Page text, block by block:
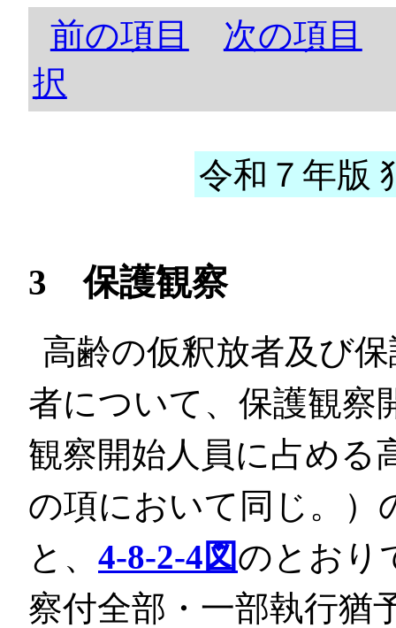
前の項目
次の項目
択
令和７年版
3 保護観察
高齢の仮釈放者及び
者について、保護観察
観察開始人員に占める
の項において同じ。）
と、 4-8-2-4図のとおり
察付全部・一部執行猶